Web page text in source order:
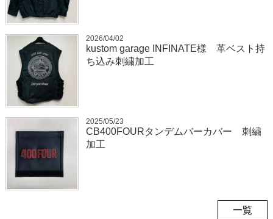
2026/04/02
kustom garage INFINATE様 革ベスト持
ち込み刺繍加工
2025/05/23
CB400FOURタンデムバーカバー 刺繍
加工
一覧